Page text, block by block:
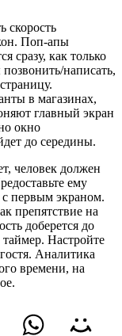
скорость
Поп-апы
сразу, как только
написать,
в магазинах,
главный экран
окно
до середины.
человек должен
ему
с первым экраном.
препятствие на
доберется до
Настройте
Аналитика
времени, на